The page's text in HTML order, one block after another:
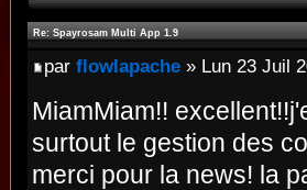
Re: Spayrosam Multi App 1.9
par flowlapache » Lun 23 Juil
MiamMiam!!
surtout le gestion des
merci pour la news! la